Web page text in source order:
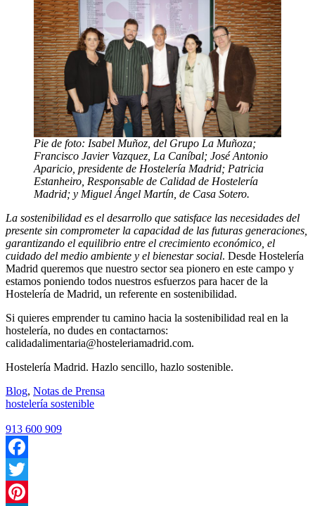
Pie de foto: Isabel Muñoz, del Grupo La Muñoza;
Francisco Javier Vazquez, La Caníbal; José Antonio
Aparicio, presidente de Hostelería Madrid; Patricia
Estanheiro, Responsable de Calidad de Hostelería
Madrid; y Miguel Ángel Martín, de Casa Sotero.
La sostenibilidad es el desarrollo que satisface las necesidades del
presente sin comprometer la capacidad de las futuras generaciones,
garantizando el equilibrio entre el crecimiento económico, el
cuidado del medio ambiente y el bienestar social. Desde Hostelería
Madrid queremos que nuestro sector sea pionero en este campo y
estamos poniendo todos nuestros esfuerzos para hacer de la
Hostelería de Madrid, un referente en sostenibilidad.
Si quieres emprender tu camino hacia la sostenibilidad real en la
hostelería, no dudes en contactarnos:
calidadalimentaria@hosteleriamadrid.com.
Hostelería Madrid. Hazlo sencillo, hazlo sostenible.
Blog, Notas de Prensa
hostelería sostenible
913 600 909
Facebook
Twitter